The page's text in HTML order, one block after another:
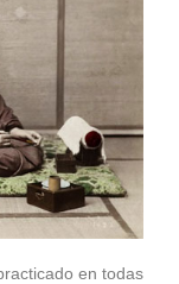
en todas